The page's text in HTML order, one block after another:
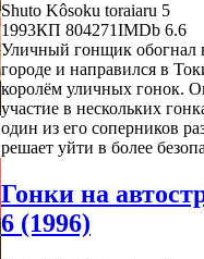
Shuto Kôsoku toraiaru 5
1993КП 804271IMDb 6.6
Уличный гонщик обогнал
городе и направился в
королём уличных гонок.
участие в нескольких
один из его соперников
решает уйти в более
Гонки на
6 (1996)